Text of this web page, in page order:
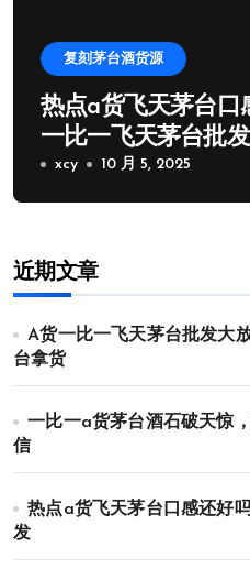
复刻茅台酒货源
热点a货飞天茅台口
一比一飞天茅台批发
xcy 10 月 5, 2025
近期文章
A货一比一飞天茅台批发大
台拿货
一比一a货茅台酒石破天惊
信
热点a货飞天茅台口感还好
发